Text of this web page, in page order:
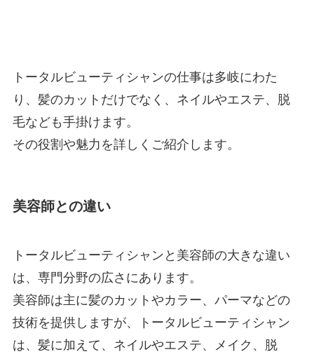
トータルビューティシャンの仕事は多岐にわた
り、髪のカットだけでなく、ネイルやエステ、脱
毛なども手掛けます。
その役割や魅力を詳しくご紹介します。
美容師との違い
トータルビューティシャンと美容師の大きな違い
は、専門分野の広さにあります。
美容師は主に髪のカットやカラー、パーマなどの
技術を提供しますが、トータルビューティシャン
は、髪に加えて、ネイルやエステ、メイク、脱